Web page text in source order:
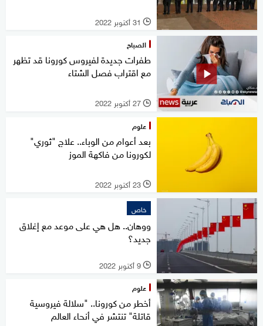
l 31 أكتوبر 2022
الصباح
طفرات جديدة لفيروس كورونا قد تظهر
مع اقتراب فصل الشتاء
l 27 أكتوبر 2022
علوم
بعد أعوام من الوباء.. علاج "ثوري"
لكورونا من فاكهة الموز
l 23 أكتوبر 2022
خاص
ووهان.. هل هي على موعد مع إغلاق
جديد؟
l 9 أكتوبر 2022
علوم
أخطر من كورونا.. "سلالة فيروسية
قاتلة" تنتشر في أنحاء العالم